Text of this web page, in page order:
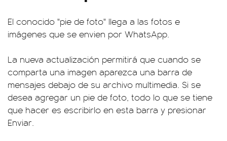
El conocido "pie de foto" llega a las fotos e
imágenes que se envien por WhatsApp.
La nueva actualización permitirá que cuando se
comparta una imagen aparezca una barra de
mensajes debajo de su archivo multimedia. Si se
desea agregar un pie de foto, todo lo que se tiene
que hacer es escribirlo en esta barra y presionar
Enviar.